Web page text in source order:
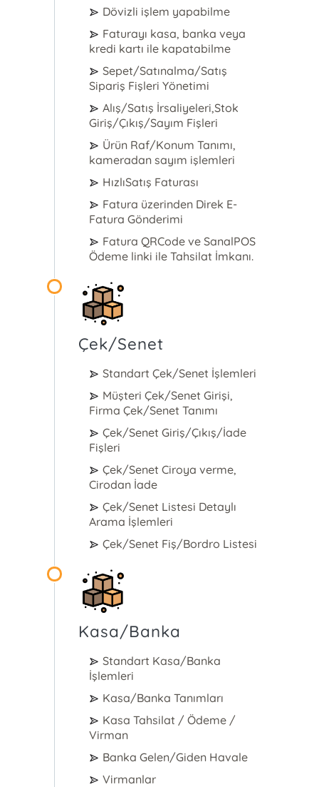
Dövizli işlem yapabilme
Faturayı kasa, banka veya
kredi kartı ile kapatabilme
Sepet/Satınalma/Satış
Sipariş Fişleri Yönetimi
Alış/Satış İrsaliyeleri,Stok
Giriş/Çıkış/Sayım Fişleri
Ürün Raf/Konum Tanımı,
kameradan sayım işlemleri
HızlıSatış Faturası
Fatura üzerinden Direk E-
Fatura Gönderimi
Fatura QRCode ve SanalPOS
Ödeme linki ile Tahsilat İmkanı.
Çek/Senet
Standart Çek/Senet İşlemleri
Müşteri Çek/Senet Girişi,
Firma Çek/Senet Tanımı
Çek/Senet Giriş/Çıkış/İade
Fişleri
Çek/Senet Ciroya verme,
Cirodan İade
Çek/Senet Listesi Detaylı
Arama İşlemleri
Çek/Senet Fiş/Bordro Listesi
Kasa/Banka
Standart Kasa/Banka
İşlemleri
Kasa/Banka Tanımları
Kasa Tahsilat / Ödeme /
Virman
Banka Gelen/Giden Havale
Virmanlar